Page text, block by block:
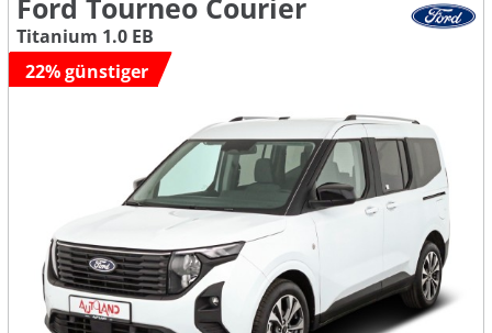
Ford Tourneo Courier
Titanium 1.0 EB
22% günstiger